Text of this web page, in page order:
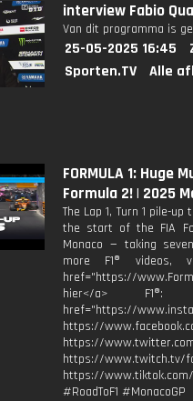
interview Fabio
Van dit programma is
25-05-2025 16:45
Sporten.TV
Alle
FORMULA 1: Huge
Formula 2! | 2025
The Lap 1, Turn 1 pile-
the start of the FIA
Monaco — taking
more F1® videos,
href="https://
hier</a> F1®:
href="https://
https://
https://
https://www.twitch.tv/
https://
#RoadToF1 #MonacoGP